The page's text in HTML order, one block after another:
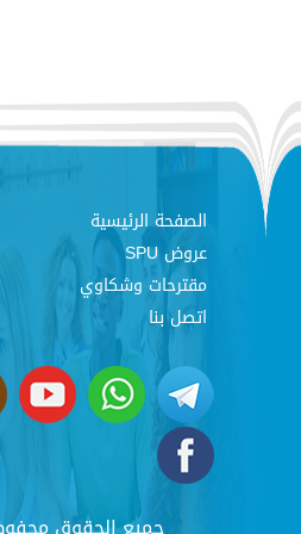
الصفحة الرئيسية
عروض SPU
مقترحات وشكاوي
اتصل بنا